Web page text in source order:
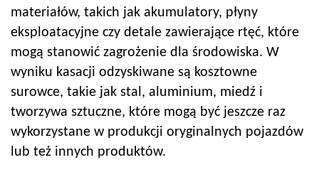
materiałów, takich jak akumulatory, płyny
eksploatacyjne czy detale zawierające rtęć, które
mogą stanowić zagrożenie dla środowiska. W
wyniku kasacji odzyskiwane są kosztowne
surowce, takie jak stal, aluminium, miedź i
tworzywa sztuczne, które mogą być jeszcze raz
wykorzystane w produkcji oryginalnych pojazdów
lub też innych produktów.